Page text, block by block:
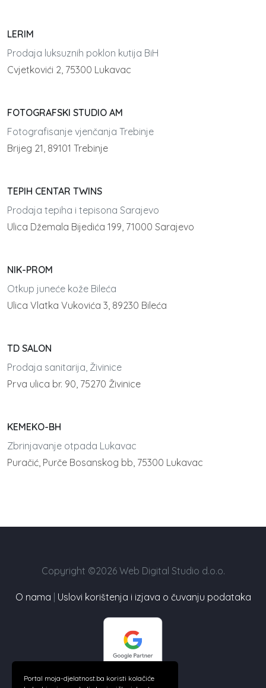
LERIM
Prodaja luksuznih poklon kutija BiH
Cvjetkovići 2, 75300 Lukavac
FOTOGRAFSKI STUDIO AM
Fotografisanje vjenčanja Trebinje
Brijeg 21, 89101 Trebinje
TEPIH CENTAR TWINS
Prodaja tepiha i tepisona Sarajevo
Ulica Džemala Bijedića 199, 71000 Sarajevo
NIK-PROM
Otkup juneće kože Bileća
Ulica Vlatka Vukovića 3, 89230 Bileća
TD SALON
Prodaja sanitarija, Živinice
Prva ulica br. 90, 75270 Živinice
KEMEKO-BH
Zbrinjavanje otpada Lukavac
Puračić, Purče Bosanskog bb, 75300 Lukavac
Copyright ©2026 Web Digital Studio d.o.o.
O nama Uslovi korištenja i izjava o čuvanju podataka
Portal moja-djelatnost.ba koristi kolačiće